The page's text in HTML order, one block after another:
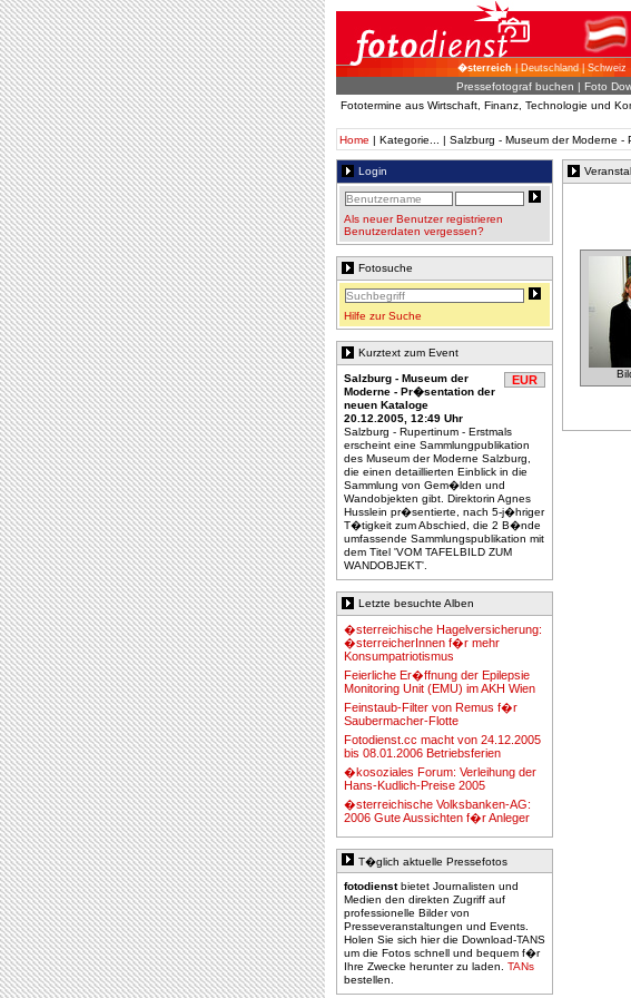
�sterreich| Deutschland | Schweiz
Pressefotograf buchen | Foto
Fototermine aus Wirtschaft, Finanz, Technologie und
Home | Kategorie... | Salzburg - Museum der Moderne
Login
Als neuer Benutzer registrieren
Benutzerdaten vergessen?
Fotosuche
Hilfe zur Suche
Kurztext zum Event
EUR
Salzburg - Museum der
Moderne - Pr�sentation der
neuen Kataloge
20.12.2005, 12:49 Uhr
Salzburg - Rupertinum - Erstmals
erscheint eine Sammlungpublikation
des Museum der Moderne Salzburg,
die einen detaillierten Einblick in die
Sammlung von Gem�lden und
Wandobjekten gibt. Direktorin Agnes
Husslein pr�sentierte, nach 5-j�hriger
T�tigkeit zum Abschied, die 2 B�nde
umfassende Sammlungspublikation mit
dem Titel 'VOM TAFELBILD ZUM
WANDOBJEKT'.
Letzte besuchte Alben
�sterreichische Hagelversicherung:
�sterreicherInnen f�r mehr
Konsumpatriotismus
Feierliche Er�ffnung der Epilepsie
Monitoring Unit (EMU) im AKH Wien
Feinstaub-Filter von Remus f�r
Saubermacher-Flotte
Fotodienst.cc macht von 24.12.2005
bis 08.01.2006 Betriebsferien
�kosoziales Forum: Verleihung der
Hans-Kudlich-Preise 2005
�sterreichische Volksbanken-AG:
2006 Gute Aussichten f�r Anleger
T�glich aktuelle Pressefotos
fotodienstbietet Journalisten und
Medien den direkten Zugriff auf
professionelle Bilder von
Presseveranstaltungen und Events.
Holen Sie sich hier die Download-TANS
um die Fotos schnell und bequem f�r
Ihre Zwecke herunter zu laden. TANs
bestellen.